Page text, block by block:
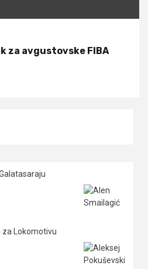
za avgustovske FIBA
za Lokomotivu